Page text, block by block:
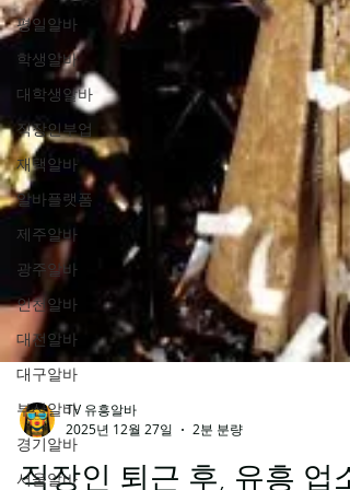
평일알바
학생알바
대학생알바
직장인부업
재택알바
알바플랫폼
제주알바
광주알바
인천알바
대전알바
대구알바
부산알바
경기알바
서울알바
TV 유흥알바
2025년 12월 27일
2분 분량